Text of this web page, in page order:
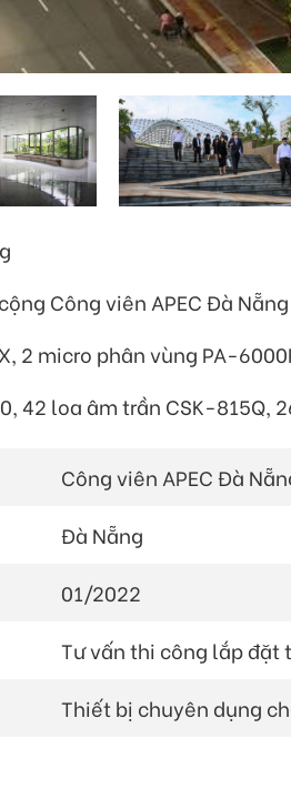
Công viên APEC Đà Nẵng
2 micro phân vùng PA-
42 loa âm trần CSK-815Q,
Công viên APEC Đà
Đà Nẵng
01/2022
Tư vấn thi công lắp đặt
Thiết bị chuyên dụng